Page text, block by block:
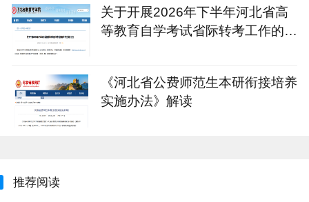
关于开展2026年下半年河北省高
等教育自学考试省际转考工作的公
《河北省公费师范生本研衔接培养
实施办法》解读
推荐阅读